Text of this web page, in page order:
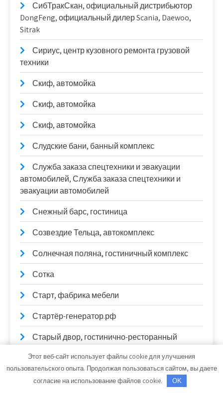
СибТракСкан, официальный дистрибьютор
DongFeng, официальный дилер Scania, Daewoo,
Sitrak
Сириус, центр кузовного ремонта грузовой
техники
Скиф, автомойка
Скиф, автомойка
Скиф, автомойка
Слудские бани, банный комплекс
Служба заказа спецтехники и эвакуации
автомобилей, Служба заказа спецтехники и
эвакуации автомобилей
Снежный барс, гостиница
Созвездие Тельца, автокомплекс
Солнечная поляна, гостиничный комплекс
Сотка
Старт, фабрика мебели
Стартёр-генератор.рф
Старый двор, гостинично-ресторанный
СТО
Этот веб-сайт использует файлы cookie для улучшения
пользовательского опыта. Продолжая пользоваться сайтом, вы даете
согласие на использование файлов cookie.
OK